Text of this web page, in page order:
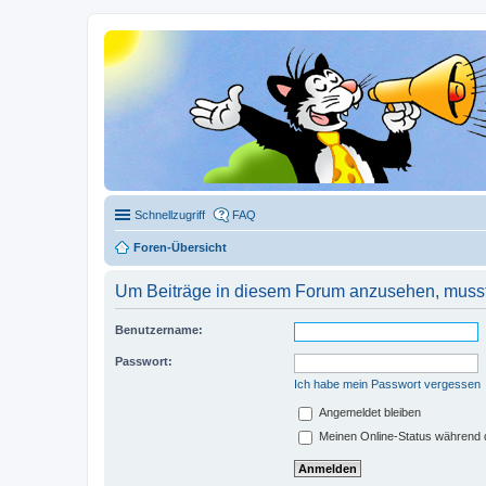
Schnellzugriff FAQ
Foren-Übersicht
Um Beiträge in diesem Forum anzusehen,
Benutzername:
Passwort:
Ich habe mein Passwort vergessen
Angemeldet bleiben
Meinen Online-Status